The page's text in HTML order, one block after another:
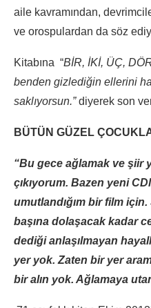
aile kavramından,
ve orospulardan da söz
Kitabına “BİR, İKİ, ÜÇ,
benden gizlediğin ellerini
saklıyorsun.”diyerek son
BÜTÜN GÜZEL
“Bu gece ağlamak ve şiir
çıkıyorum. Bazen yeni
umutlandığım bir film
başına dolaşacak kadar
dediği anlaşılmayan
yer yok. Zaten bir yer
bir alın yok. Ağlamaya